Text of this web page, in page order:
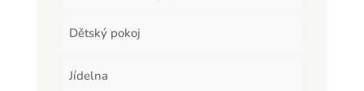
Dětský pokoj
Jídelna